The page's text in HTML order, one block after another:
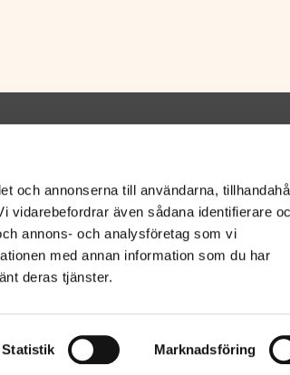
och annonserna till användarna,
vidarebefordrar även sådana identifierare
annons- och analysföretag som vi
med annan information som du har
deras tjänster.
Statistik Marknadsföring